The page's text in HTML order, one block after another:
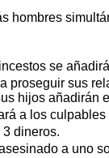
hombres
se
proseguir sus
hijos añadirán
a los
dineros.
a uno